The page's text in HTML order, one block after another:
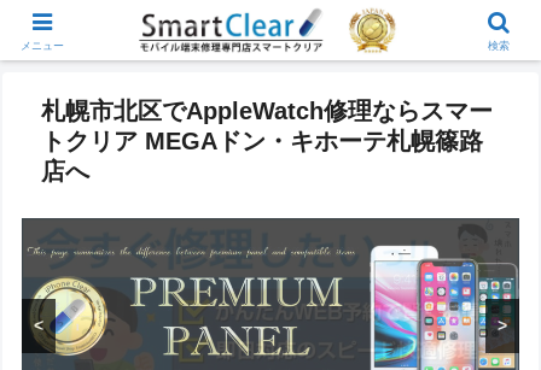
札幌市北区でAppleWatch修理ならスマー
トクリア MEGAドン・キホーテ札幌篠路
店へ
< >
メニュー 検索